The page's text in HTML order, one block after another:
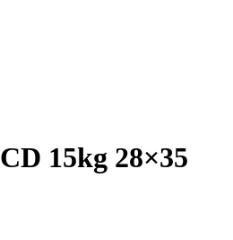
15kg 28×35